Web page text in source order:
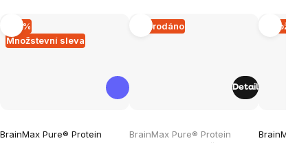
Množstevní sleva
–15 %
BrainMax Pure® Protein
Vyprodáno
BrainMax Pure® Protein
Detail
BrainMax